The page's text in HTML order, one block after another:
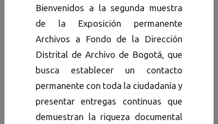
un proceso archivístico. Tienen
una forma particular de
producción, recepción o
utilización que la distingue de
otro tipo de conjuntos
documentales.
Descarga el catálogo de la
Bienvenidos a la segunda muestra
de la Exposición permanente
Archivos a Fondo de la Dirección
Distrital de Archivo de Bogotá, que
busca establecer un contacto
permanente con toda la ciudadanía y
presentar entregas continuas que
demuestran la riqueza documental